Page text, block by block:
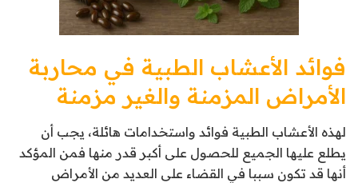
فوائد الأعشاب الطبية في محاربة
الأمراض المزمنة والغير مزمنة
لهذه الأعشاب الطبية فوائد واستخدامات هائلة، يجب أن
يطلع عليها الجميع للحصول على أكبر قدر منها فمن المؤكد
أنها قد تكون سببا في القضاء على العديد من الأمراض